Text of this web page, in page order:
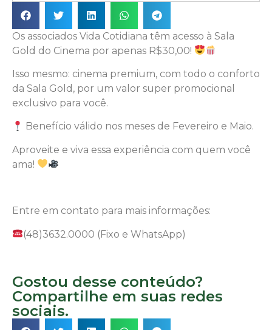
Os associados Vida Cotidiana têm acesso à Sala
Gold do Cinema por apenas R$30,00!
Isso mesmo: cinema premium, com todo o conforto
da Sala Gold, por um valor super promocional
exclusivo para você.
Benefício válido nos meses de Fevereiro e Maio.
Aproveite e viva essa experiência com quem você
ama!
Entre em contato para mais informações:
(48)3632.0000 (Fixo e WhatsApp)
Gostou desse conteúdo?
Compartilhe em suas redes
sociais.